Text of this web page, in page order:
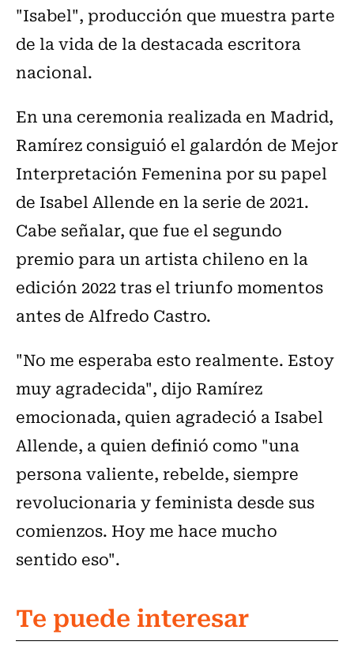
"Isabel", producción que muestra parte
de la vida de la destacada escritora
nacional.
En una ceremonia realizada en Madrid,
Ramírez consiguió el galardón de Mejor
Interpretación Femenina por su papel
de Isabel Allende en la serie de 2021.
Cabe señalar, que fue el segundo
premio para un artista chileno en la
edición 2022 tras el triunfo momentos
antes de Alfredo Castro.
"No me esperaba esto realmente. Estoy
muy agradecida", dijo Ramírez
emocionada, quien agradeció a Isabel
Allende, a quien definió como "una
persona valiente, rebelde, siempre
revolucionaria y feminista desde sus
comienzos. Hoy me hace mucho
sentido eso".
Te puede interesar